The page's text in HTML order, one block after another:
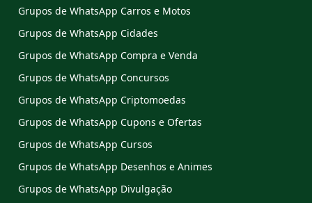
Grupos de WhatsApp Carros e Motos
Grupos de WhatsApp Cidades
Grupos de WhatsApp Compra e Venda
Grupos de WhatsApp Concursos
Grupos de WhatsApp Criptomoedas
Grupos de WhatsApp Cupons e Ofertas
Grupos de WhatsApp Cursos
Grupos de WhatsApp Desenhos e Animes
Grupos de WhatsApp Divulgação